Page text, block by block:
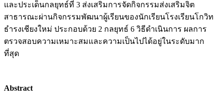
และประเด็นกลยุทธ์ที่ 3 ส่งเสริมการจัดกิจกรรมส่งเสริมจิต
สาธารณะผ่านกิจกรรมพัฒนาผู้เรียนของนักเรียนโรงเรียนโกวิท
ธำรงเชียงใหม่ ประกอบด้วย 2 กลยุทธ์ 6 วิธีดำเนินการ ผลการ
ตรวจสอบความเหมาะสมและความเป็นไปได้อยู่ในระดับมาก
ที่สุด
Abstract